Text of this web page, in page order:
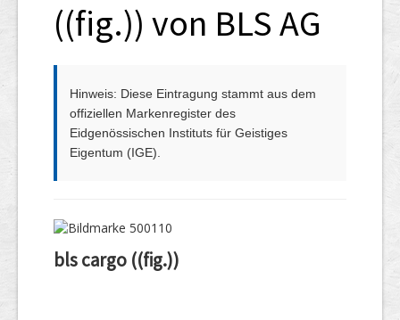
((fig.)) von BLS AG
Hinweis: Diese Eintragung stammt aus dem
offiziellen Markenregister des
Eidgenössischen Instituts für Geistiges
Eigentum (IGE).
bls cargo ((fig.))